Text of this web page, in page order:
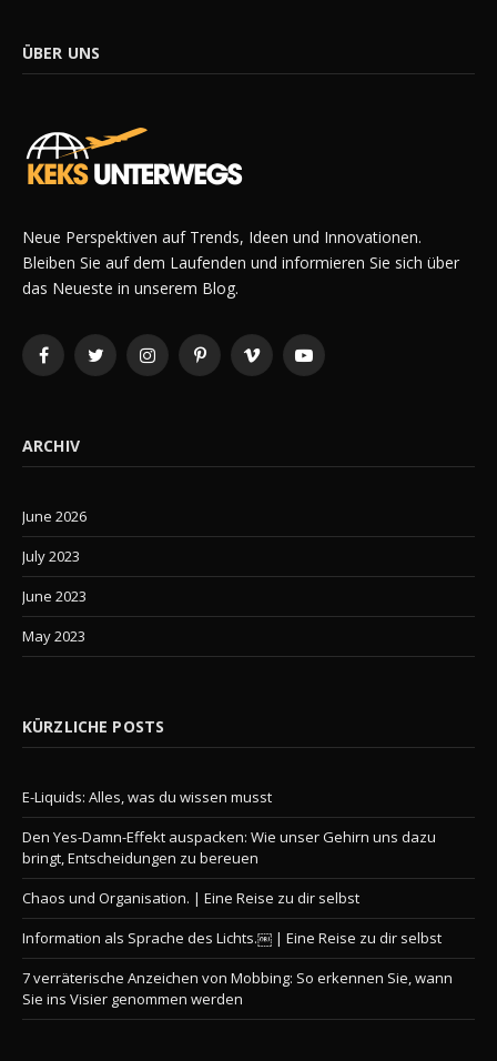
ÜBER UNS
Neue Perspektiven auf Trends, Ideen und Innovationen.
Bleiben Sie auf dem Laufenden und informieren Sie sich über
das Neueste in unserem Blog.
FacebookTwitter InstagramPinterestVimeo YouTube
ARCHIV
June 2026
July 2023
June 2023
May 2023
KÜRZLICHE POSTS
E-Liquids: Alles, was du wissen musst
Den Yes-Damn-Effekt auspacken: Wie unser Gehirn uns dazu
bringt, Entscheidungen zu bereuen
Chaos und Organisation. | Eine Reise zu dir selbst
Information als Sprache des Lichts.￼ | Eine Reise zu dir selbst
7 verräterische Anzeichen von Mobbing: So erkennen Sie, wann
Sie ins Visier genommen werden